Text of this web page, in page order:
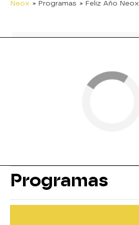
Neox » Programas » Feliz Año Neox
Programas